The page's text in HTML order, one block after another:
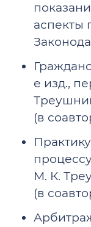
аспекты
е изд.,
(в
М. К.
(в